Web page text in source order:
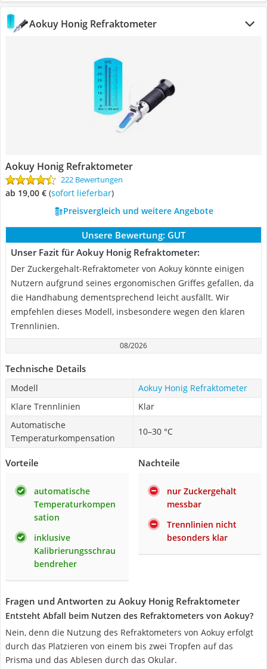
Aokuy Honig Refraktometer
Aokuy Honig Refraktometer
222 Bewertungen
ab 19,00 € ( Sofort lieferbar)
Preisvergleich und weitere Angebote
Unsere Bewertung: GUT
Unser Fazit für Aokuy Honig Refraktometer:
Der Zuckergehalt-Refraktometer von Aokuy könnte einigen
Nutzern aufgrund seines ergonomischen Griffes gefallen, da
die Handhabung dementsprechend leicht ausfällt. Wir
empfehlen dieses Modell, insbesondere wegen den klaren
Trennlinien.
08/2026
Technische Details
Modell
Aokuy Honig Refraktometer
Klare Trennlinien
Klar
Automatische
Temperaturkompensation
10–30 °C
Vorteile
automatische
Temperaturkompen
sation
inklusive
Kalibrierungsschrau
bendreher
Nachteile
nur Zuckergehalt
messbar
Trennlinien nicht
besonders klar
Fragen und Antworten zu Aokuy Honig Refraktometer
Entsteht Abfall beim Nutzen des Refraktometers von Aokuy?
Nein, denn die Nutzung des Refraktometers von Aokuy erfolgt
durch das Platzieren von einem bis zwei Tropfen auf das
Prisma und das Ablesen durch das Okular.